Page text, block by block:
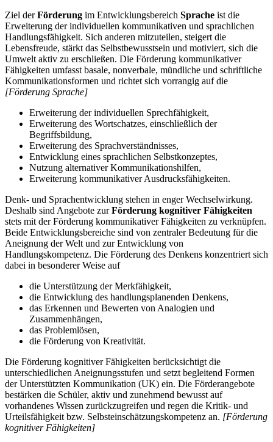
Ziel derFörderung im Entwicklungsbereich Sprache ist die
Erweiterung der individuellen kommunikativen und sprachlichen
Handlungsfähigkeit. Sich anderen mitzuteilen, steigert die
Lebensfreude, stärkt das Selbstbewusstsein und motiviert, sich die
Umwelt aktiv zu erschließen. Die Förderung kommunikativer
Fähigkeiten umfasst basale, nonverbale, mündliche und schriftliche
Kommunikationsformen und richtet sich vorrangig auf die
[Förderung Sprache]
Erweiterung der individuellen Sprechfähigkeit,
Erweiterung des Wortschatzes, einschließlich der
Begriffsbildung,
Erweiterung des Sprachverständnisses,
Entwicklung eines sprachlichen Selbstkonzeptes,
Nutzung alternativer Kommunikationshilfen,
Erweiterung kommunikativer Ausdrucksfähigkeiten.
Denk- und Sprachentwicklung stehen in enger Wechselwirkung.
Deshalb sind Angebote zurFörderung kognitiver Fähigkeiten
stets mit der Förderung kommunikativer Fähigkeiten zu verknüpfen.
Beide Entwicklungsbereiche sind von zentraler Bedeutung für die
Aneignung der Welt und zur Entwicklung von
Handlungskompetenz. Die Förderung des Denkens konzentriert sich
dabei in besonderer Weise auf
die Unterstützung der Merkfähigkeit,
die Entwicklung des handlungsplanenden Denkens,
das Erkennen und Bewerten von Analogien und
Zusammenhängen,
das Problemlösen,
die Förderung von Kreativität.
Die Förderung kognitiver Fähigkeiten berücksichtigt die
unterschiedlichen Aneignungsstufen und setzt begleitend Formen
der Unterstützten Kommunikation (UK) ein. Die Förderangebote
bestärken die Schüler, aktiv und zunehmend bewusst auf
vorhandenes Wissen zurückzugreifen und regen die Kritik- und
Urteilsfähigkeit bzw. Selbsteinschätzungskompetenz an. [Förderung
kognitiver Fähigkeiten]